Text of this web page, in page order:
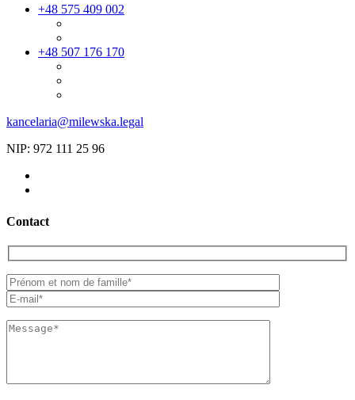
+48 575 409 002
+48 507 176 170
kancelaria@milewska.legal
NIP: 972 111 25 96
Contact